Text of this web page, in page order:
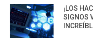
¡LOS
SIGNOS